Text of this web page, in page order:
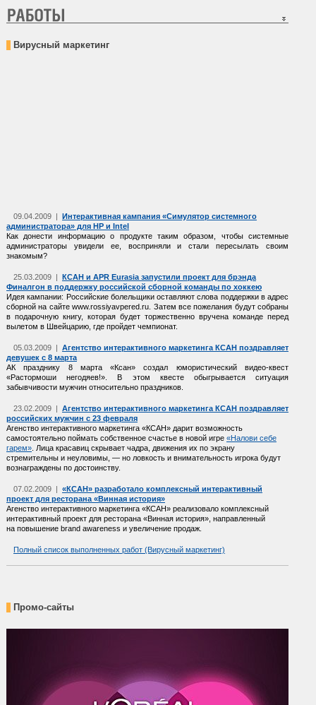
Вирусный маркетинг
09.04.2009 | Интерактивная кампания «Симулятор системного
администратора» для HP и Intel
Как донести информацию о продукте таким образом, чтобы системные
администраторы увидели ее, восприняли и стали пересылать своим
знакомым?
25.03.2009 | КСАН и APR Eurasia запустили проект для брэнда
Финалгон в поддержку российской сборной команды по хоккею
Идея кампании: Российские болельщики оставляют слова поддержки в адрес
сборной на сайте www.rossiyavpered.ru. Затем все пожелания будут собраны
в подарочную книгу, которая будет торжественно вручена команде перед
вылетом в Швейцарию, где пройдет чемпионат.
05.03.2009 | Агентство интерактивного маркетинга КСАН поздравляет
девушек с 8 марта
АК празднику 8 марта «Ксан» создал юмористический видео-квест
«Растормоши негодяев!». В этом квесте обыгрывается ситуация
забывчивости мужчин относительно праздников.
23.02.2009 | Агентство интерактивного маркетинга КСАН поздравляет
российских мужчин с 23 февраля
Агенство интерактивного маркетинга «КСАН» дарит возможность
самостоятельно поймать собственное счастье в новой игре «Налови себе
гарем» . Лица красавиц скрывает чадра, движения их по экрану
стремительны и неуловимы, — но ловкость и внимательность игрока будут
вознаграждены по достоинству.
07.02.2009 | «КСАН» разработало комплексный интерактивный
проект для ресторана «Винная история»
Агенство интерактивного маркетинга «КСАН» реализовало комплексный
интерактивный проект для ресторана «Винная история», направленный
на повышение brand awareness и увеличение продаж.
Полный список выполненных работ (Вирусный маркетинг)
Промо-сайты